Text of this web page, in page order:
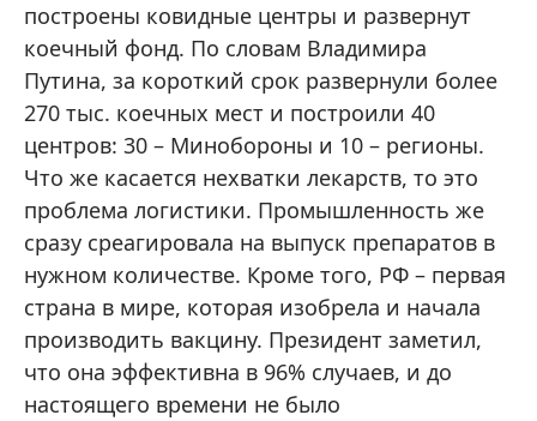
построены ковидные центры и развернут
коечный фонд. По словам Владимира
Путина, за короткий срок развернули более
270 тыс. коечных мест и построили 40
центров: 30 – Минобороны и 10 – регионы.
Что же касается нехватки лекарств, то это
проблема логистики. Промышленность же
сразу среагировала на выпуск препаратов в
нужном количестве. Кроме того, РФ – первая
страна в мире, которая изобрела и начала
производить вакцину. Президент заметил,
что она эффективна в 96% случаев, и до
настоящего времени не было